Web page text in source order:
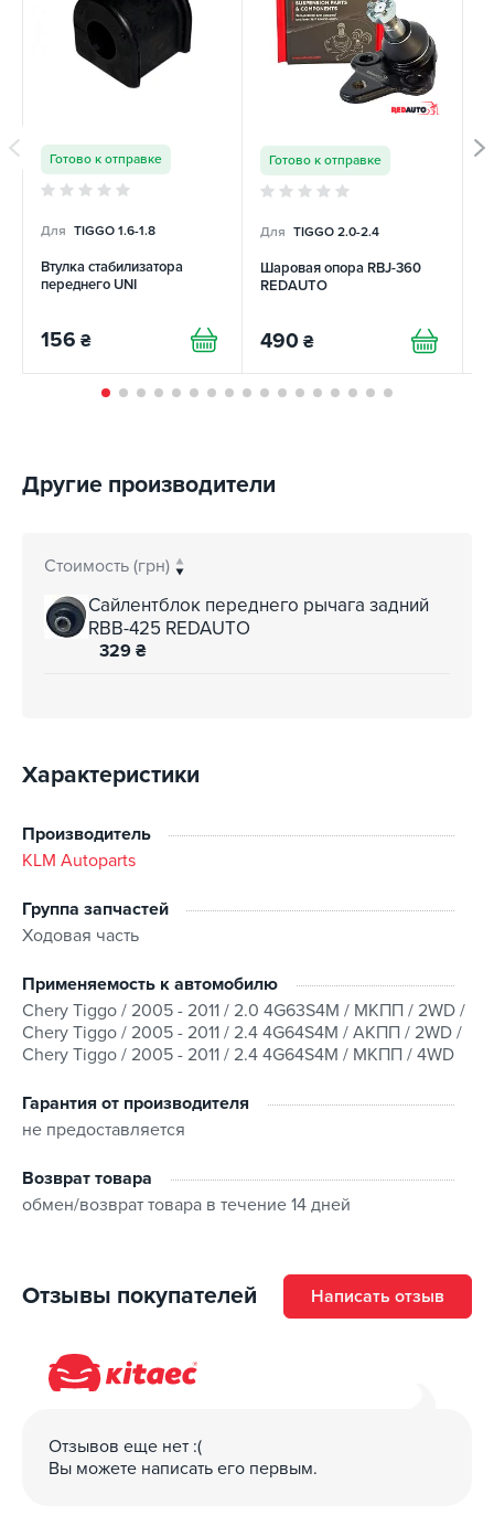
Готово к отправке
Для TIGGO 1.6-1.8
Втулка стабилизатора
переднего UNI
156 ₴
Готово к отправке
Для TIGGO 2.0-2.4
Шаровая опора RBJ-360
REDAUTO
490 ₴
Другие производители
Стоимость (грн)
Сайлентблок переднего рычага задний
RBB-425 REDAUTO
329 ₴
Характеристики
Производитель
KLM Autoparts
Группа запчастей
Ходовая часть
Применяемость к автомобилю
Chery Tiggo / 2005 - 2011 / 2.0 4G63S4M / МКПП / 2WD /
Chery Tiggo / 2005 - 2011 / 2.4 4G64S4M / АКПП / 2WD /
Chery Tiggo / 2005 - 2011 / 2.4 4G64S4M / МКПП / 4WD
Гарантия от производителя
не предоставляется
Возврат товара
обмен/возврат товара в течение 14 дней
Отзывы покупателей Написать отзыв
Отзывов еще нет :(
Вы можете написать его первым.